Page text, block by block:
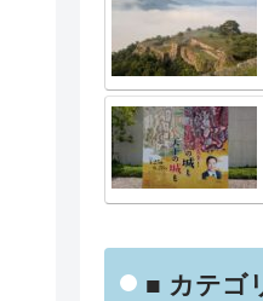
■ カテゴ